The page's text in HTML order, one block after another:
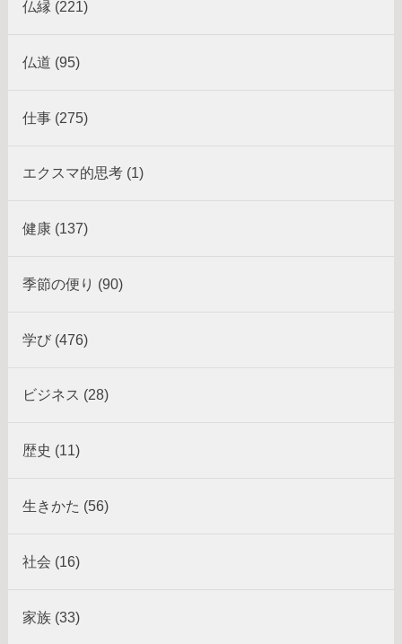
仏縁 (221)
仏道 (95)
仕事 (275)
エクスマ的思考 (1)
健康 (137)
季節の便り (90)
学び (476)
ビジネス (28)
歴史 (11)
生きかた (56)
社会 (16)
家族 (33)